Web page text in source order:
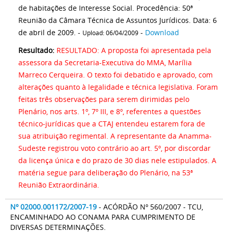
de habitações de Interesse Social. Procedência: 50ª
Reunião da Câmara Técnica de Assuntos Jurídicos. Data: 6
de abril de 2009. - Upload: 06/04/2009 - Download
Resultado: RESULTADO: A proposta foi apresentada pela
assessora da Secretaria-Executiva do MMA, Marília
Marreco Cerqueira. O texto foi debatido e aprovado, com
alterações quanto à legalidade e técnica legislativa. Foram
feitas três observações para serem dirimidas pelo
Plenário, nos arts. 1º, 7º III, e 8º, referentes a questões
técnico-jurídicas que a CTAJ entendeu estarem fora de
sua atribuição regimental. A representante da Anamma-
Sudeste registrou voto contrário ao art. 5º, por discordar
da licença única e do prazo de 30 dias nele estipulados. A
matéria segue para deliberação do Plenário, na 53ª
Reunião Extraordinária.
Nº 02000.001172/2007-19 - ACÓRDÃO Nº 560/2007 - TCU,
ENCAMINHADO AO CONAMA PARA CUMPRIMENTO DE
DIVERSAS DETERMINAÇÕES.